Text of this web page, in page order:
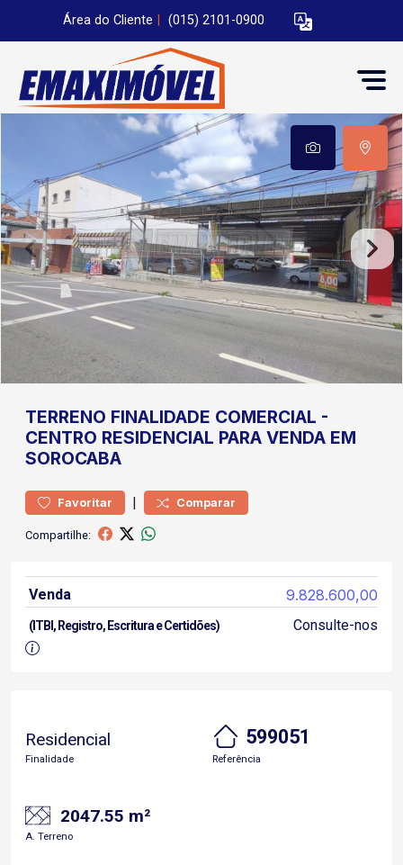
Área do Cliente (015) 2101-0900
TERRENO FINALIDADE COMERCIAL -
CENTRO RESIDENCIAL PARA VENDA EM
SOROCABA
Favoritar | Comparar
Compartilhe:
Venda 9.828.600,00
(ITBI, Registro, Escritura e Certidões) Consulte-nos
Residencial
Finalidade
599051
Referência
2047.55 m²
A. Terreno